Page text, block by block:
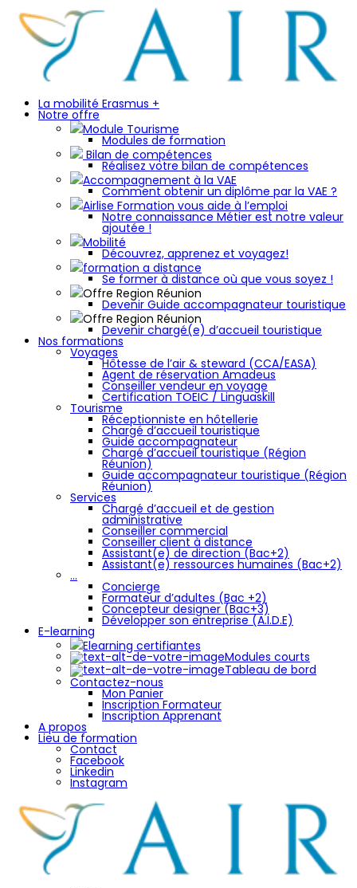
La mobilité Erasmus +
Notre offre
Module Tourisme
Modules de formation
Bilan de compétences
Réalisez votre bilan de compétences
Accompagnement à la VAE
Comment obtenir un diplôme par la VAE ?
Airlise Formation vous aide à l’emploi
Notre connaissance Métier est notre valeur
ajoutée !
Mobilité
Découvrez, apprenez et voyagez!
formation a distance
Se former à distance où que vous soyez !
Offre Region Réunion
Devenir Guide accompagnateur touristique
Offre Region Réunion
Devenir chargé(e) d’accueil touristique
Nos formations
Voyages
Hôtesse de l’air & steward (CCA/EASA)
Agent de réservation Amadeus
Conseiller vendeur en voyage
Certification TOEIC / Linguaskill
Tourisme
Réceptionniste en hôtellerie
Chargé d’accueil touristique
Guide accompagnateur
Chargé d’accueil touristique (Région
Réunion)
Guide accompagnateur touristique (Région
Réunion)
Services
Chargé d’accueil et de gestion
administrative
Conseiller commercial
Conseiller client à distance
Assistant(e) de direction (Bac+2)
Assistant(e) ressources humaines (Bac+2)
…
Concierge
Formateur d’adultes (Bac +2)
Concepteur designer (Bac+3)
Développer son entreprise (A.I.D.E)
E-learning
Elearning certifiantes
Modules courts
Tableau de bord
Contactez-nous
Mon Panier
Inscription Formateur
Inscription Apprenant
A propos
Lieu de formation
Contact
Facebook
Linkedin
Instagram